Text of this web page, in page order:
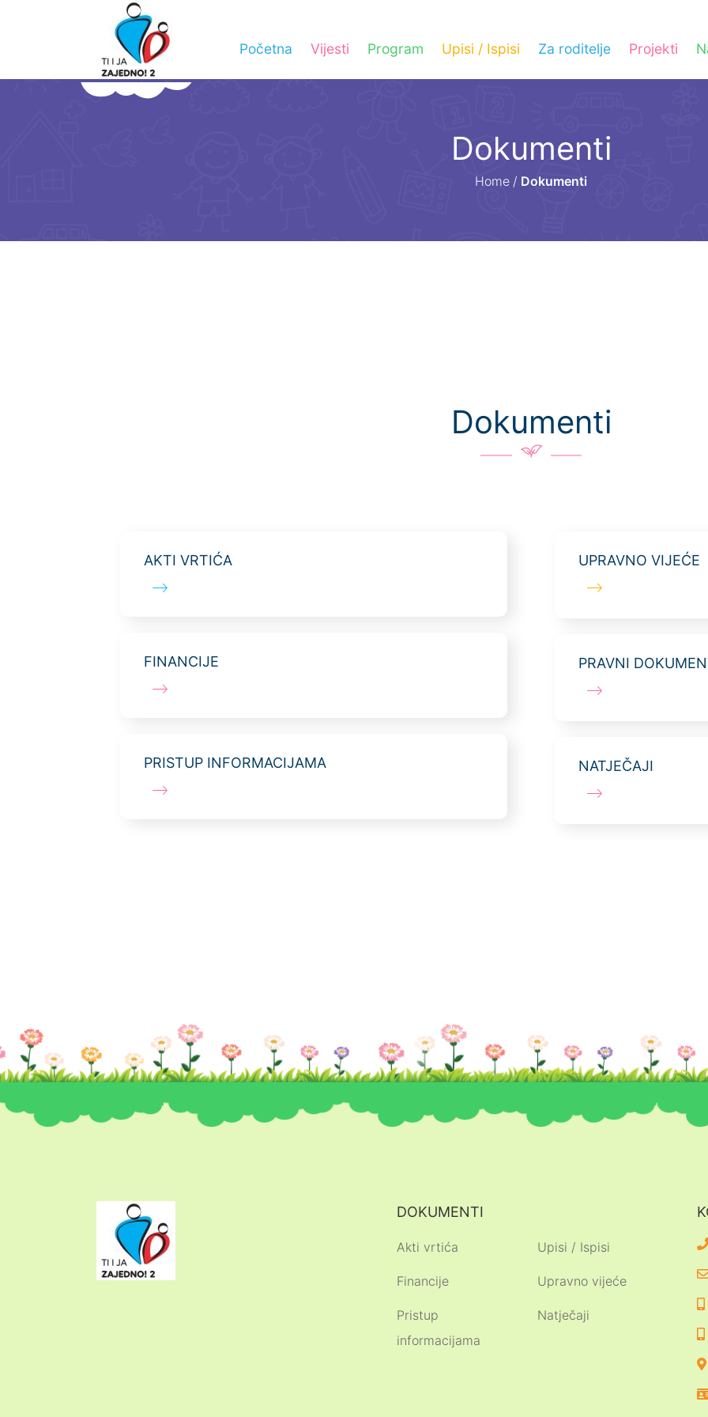
Početna Vijesti Program Upisi / Ispisi Za roditelje Projekti
Dokumenti
Home / Dokumenti
Dokumenti
AKTI VRTIĆA
FINANCIJE
PRISTUP INFORMACIJAMA
UPRAVNO VIJEĆE
PRAVNI
NATJEČAJI
DOKUMENTI
Akti vrtića
Financije
Pristup
informacijama
Upisi / Ispisi
Upravno vijeće
Natječaji